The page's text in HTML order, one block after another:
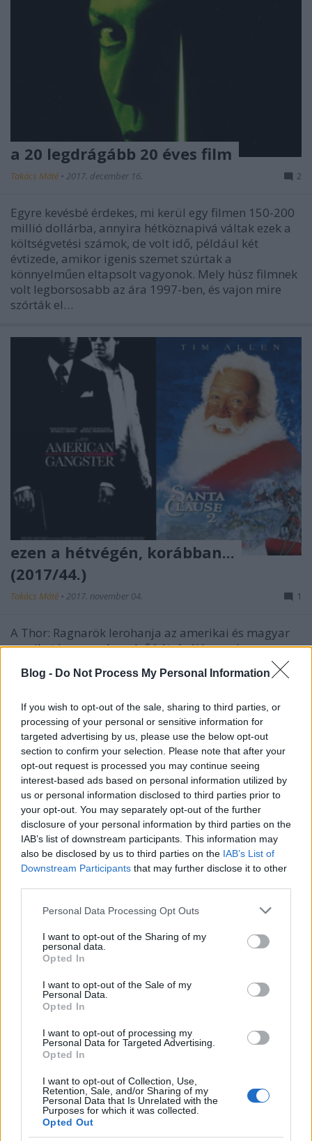
Blog - Do Not Process My Personal Information
If you wish to opt-out of the sale, sharing to third parties, or
processing of your personal or sensitive information for
targeted advertising by us, please use the below opt-out
section to confirm your selection. Please note that after your
opt-out request is processed you may continue seeing
interest-based ads based on personal information utilized by
us or personal information disclosed to third parties prior to
your opt-out. You may separately opt-out of the further
disclosure of your personal information by third parties on the
IAB’s list of downstream participants. This information may
also be disclosed by us to third parties on the IAB’s List of
Downstream Participants that may further disclose it to other
Please note that this website/app uses one or more Google
not limited to your visit or usage behaviour. You may click to
grant or deny consent to Google and its third-party tags to
use your data for below specified purposes in below Google
consent section.
Personal Data Processing Opt Outs
I want to opt-out of the Sharing of my
personal data.
Opted In
I want to opt-out of the Sale of my
Personal Data.
Opted In
I want to opt-out of processing my
Personal Data for Targeted Advertising.
Opted In
I want to opt-out of Collection, Use,
Retention, Sale, and/or Sharing of my
Personal Data that Is Unrelated with the
Purposes for which it was collected.
Opted Out
a 20 legdrágább 20 éves film
Takács Máté • 2017. december 16. 2
Egyre kevésbé érdekes, mi kerül egy filmen 150-200
millió dollárba, annyira hétköznapivá váltak ezek a
költségvetési számok, de volt idő, például két
évtizede, amikor igenis szemet szúrtak a
könnyelműen eltapsolt vagyonok. Mely húsz filmnek
volt legborsosabb az ára 1997-ben, és vajon mire
szórták el…
ezen a hétvégén, korábban...
(2017/44.)
Takács Máté • 2017. november 04. 1
A Thor: Ragnarök lerohanja az amerikai és magyar
mozikat is november első hétvégéjén, ami
naptárban, már ha valami igazán nagyot szóló
élen 5, 10, 15, 20 éve a tengerentúlon és nálunk?
Most kiderül. Az…
Takács Máté•2017. október 09.
A magyar közönség melegebb fogadtatásban
részesítette a Szárnyas fejvadász 2049-et, noha az
őszi sci-fik mezőnyében csak középtájt lépett be. A
top 10-en kívül nyitott a Borg/McEnroe, a korábbi
filmek pedig kellemes változási mutatókat élveztek.